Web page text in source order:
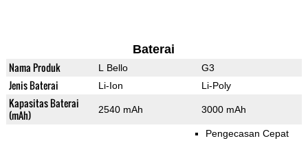
Baterai
Nama Produk L Bello G3
Jenis Baterai Li-Ion Li-Poly
Kapasitas Baterai
(mAh)
2540 mAh 3000 mAh
Pengecasan Cepat